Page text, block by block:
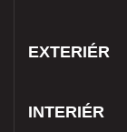
EXTERIÉR
INTERIÉR